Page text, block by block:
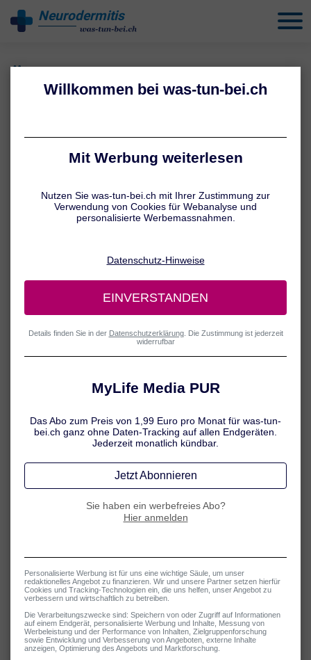
Neurodermitisbehandeln
bietet. Unser Ziel ist es, Betroffenen und Interessierten fundiertes
Wissen über Ursachen, Symptome, Diagnostik und
Leitlinien, um Ihnen zuverlässige Inhalte bereitzustellen.
Viele Menschen leben mit gesundheitlichen Beschwerden oder
chronischen Erkrankungen – körperlich wie psychisch. Unser Ziel ist
dabei unterstützen, Ihre Gesundheit besser zu verstehen und
Unsere Inhalte beruhen auf wissenschaftlichen Erkenntnissen und
persönliche ärztliche Beratung, Diagnose oder Behandlung. Bei
gesundheitlichen Fragen wenden Sie sich bitte immer an eine Ärztin
Unsere redaktionellen Grundsätze
Wissenschaftlichen Medizinischen Fachgesellschaften (AWMF),
Veröffentlichungen des Robert-Koch-Instituts oder der
Deutschen Gesellschaft für Allergologie und klinische
Immunologie e.V. (DGAKI).
Aktualität:Unsere Texte werden regelmässig überprüft und bei
Bedarf aktualisiert, um neue Erkenntnisse zu berücksichtigen.